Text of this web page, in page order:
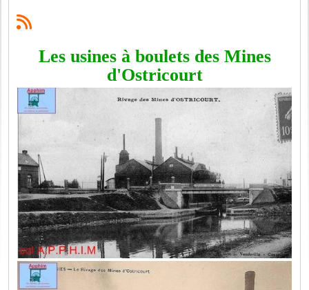
Les usines à boulets des Mines
d'Ostricourt